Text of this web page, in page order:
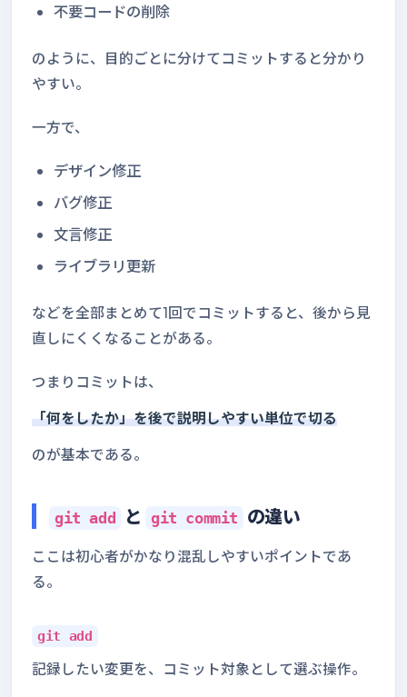
不要コードの削除
のように、目的ごとに分けてコミットすると分かり
やすい。
一方で、
デザイン修正
バグ修正
文言修正
ライブラリ更新
などを全部まとめて1回でコミットすると、後から見
直しにくくなることがある。
つまりコミットは、
「何をしたか」を後で説明しやすい単位で切る
のが基本である。
git add と git commit の違い
ここは初心者がかなり混乱しやすいポイントであ
る。
git add
記録したい変更を、コミット対象として選ぶ操作。